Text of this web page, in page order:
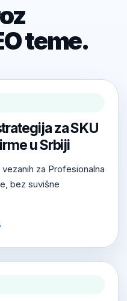
teme.
za SKU
u Srbiji
za Profesionalna
bez suvišne